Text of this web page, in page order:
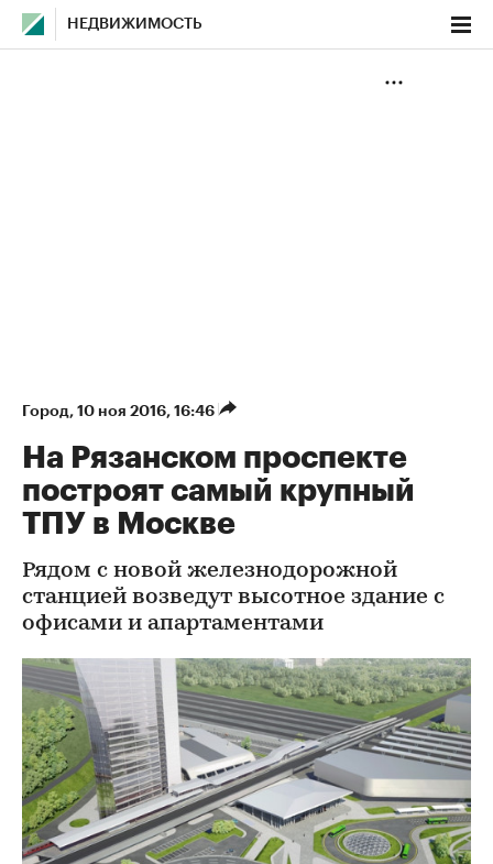
НЕДВИЖИМОСТЬ
Город⁠, 10 ноя 2016, 16:46
На Рязанском проспекте
построят самый крупный
ТПУ в Москве
Рядом с новой железнодорожной
станцией возведут высотное здание с
офисами и апартаментами